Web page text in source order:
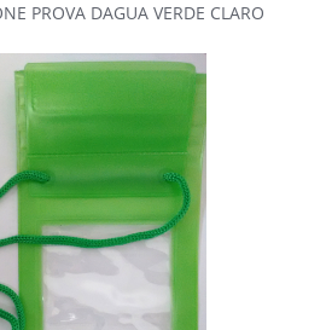
PROVA DAGUA VERDE CLARO